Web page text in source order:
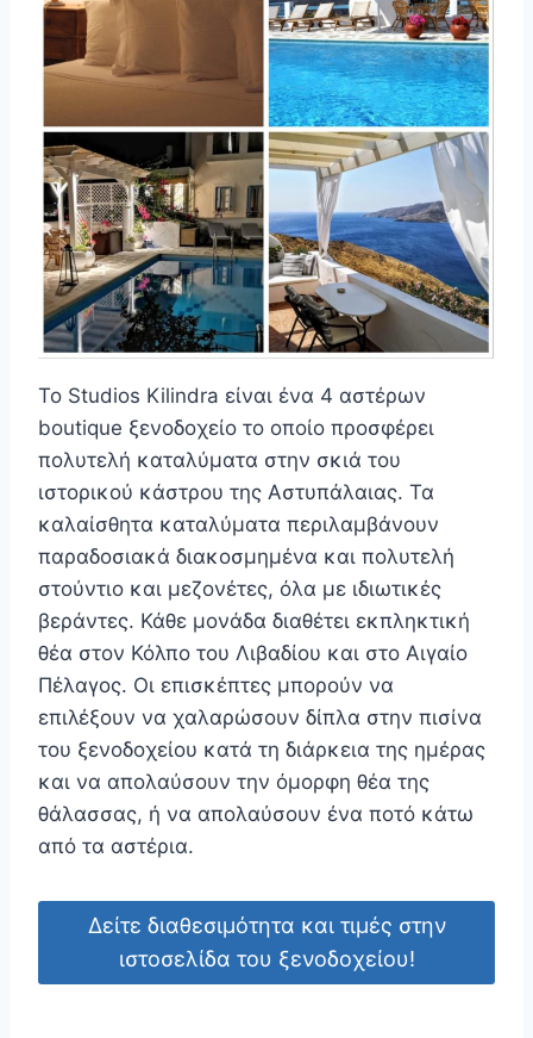
Το Studios Kilindra είναι ένα 4 αστέρων
boutique ξενοδοχείο το οποίο προσφέρει
πολυτελή καταλύματα στην σκιά του
ιστορικού κάστρου της Αστυπάλαιας. Τα
καλαίσθητα καταλύματα περιλαμβάνουν
παραδοσιακά διακοσμημένα και πολυτελή
στούντιο και μεζονέτες, όλα με ιδιωτικές
βεράντες. Κάθε μονάδα διαθέτει εκπληκτική
θέα στον Κόλπο του Λιβαδίου και στο Αιγαίο
Πέλαγος. Οι επισκέπτες μπορούν να
επιλέξουν να χαλαρώσουν δίπλα στην πισίνα
του ξενοδοχείου κατά τη διάρκεια της ημέρας
και να απολαύσουν την όμορφη θέα της
θάλασσας, ή να απολαύσουν ένα ποτό κάτω
από τα αστέρια.
Δείτε διαθεσιμότητα και τιμές στην
ιστοσελίδα του ξενοδοχείου!